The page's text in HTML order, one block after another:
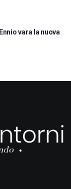
vara la nuova